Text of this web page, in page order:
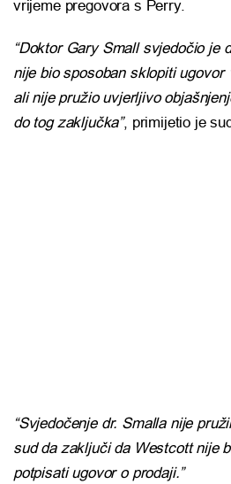
vrijeme pregovora s Perry.
“Doktor Gary Small svjedočio je
nije bio sposoban sklopiti ugovor
ali nije pružio uvjerljivo
do tog zaključka”, primijetio je
“Svjedočenje dr. Smalla nije
sud da zaključi da Westcott nije
potpisati ugovor o prodaji.”